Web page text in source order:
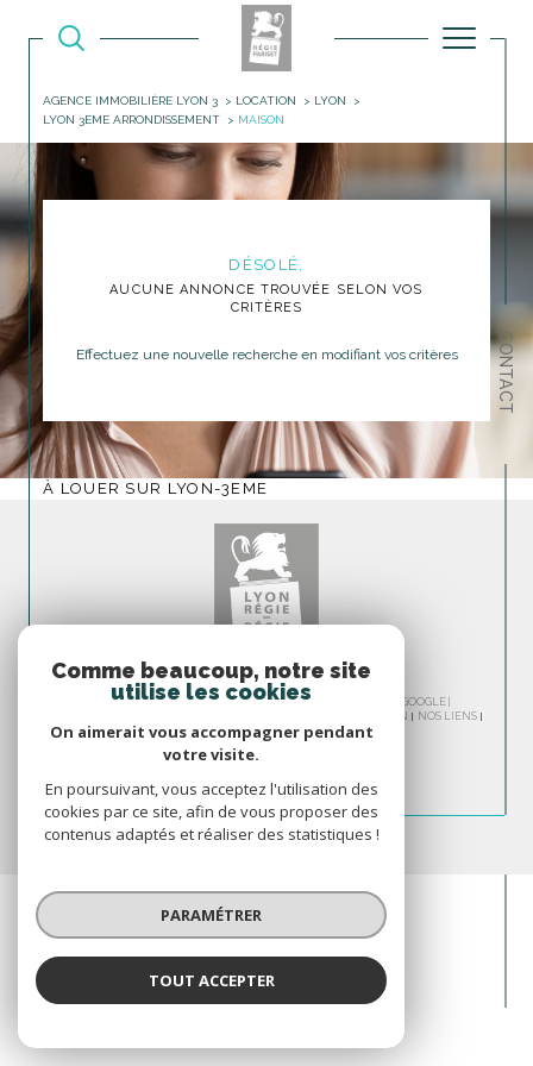
CONTACT
AGENCE IMMOBILIÈRE LYON 3 LOCATION
LYON
LYON 3EME ARRONDISSEMENT
MAISON
DÉSOLÉ,
AUCUNE ANNONCE TROUVÉE SELON VOS
CRITÈRES
Effectuez une nouvelle recherche en modifiant vos critères
À LOUER SUR LYON-3EME
© 2026 | TOUS DROITS RÉSERVÉS | TRADUCTION POWERED BY GOOGLE |
ADMIN
NOS LIENS
POLITIQUE RGPD
COOKIES
Comme beaucoup, notre site
utilise les cookies
On aimerait vous accompagner pendant
votre visite.
En poursuivant, vous acceptez l'utilisation des
cookies par ce site, afin de vous proposer des
contenus adaptés et réaliser des statistiques !
PARAMÉTRER
TOUT ACCEPTER